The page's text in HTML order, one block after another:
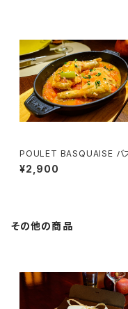
POULET BASQUAISE バスク
風チキン （1名様用）
¥2,900
その他の商品